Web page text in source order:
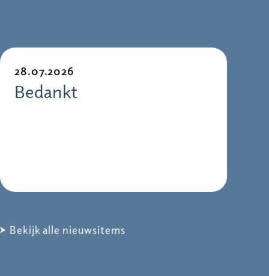
28.07.2026
Bedankt
Bekijk alle nieuwsitems